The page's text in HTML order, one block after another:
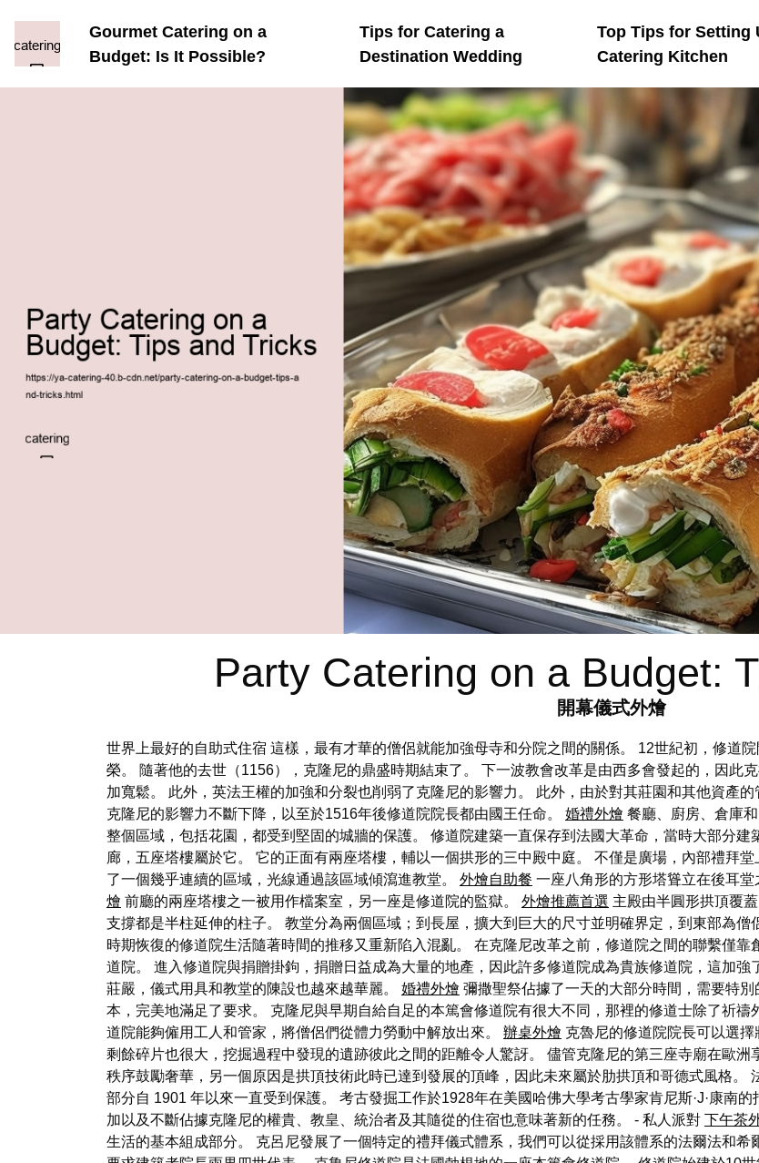
Gourmet Catering on a
Budget: Is It Possible?
Tips for Catering a
Destination Wedding
Top Tips for Setting
Catering Kitchen
Party Catering on a Budget:
開幕儀式外燴
世界上最好的自助式住宿 這樣，最有才華的僧侶就能加強母寺和分院之間的關係。 12世紀初，修道
榮。 隨著他的去世（1156），克隆尼的鼎盛時期結束了。 下一波教會改革是由西多會發起的，因此
加寬鬆。 此外，英法王權的加強和分裂也削弱了克隆尼的影響力。 此外，由於對其莊園和其他資產
克隆尼的影響力不斷下降，以至於1516年後修道院院長都由國王任命。 婚禮外燴 餐廳、廚房、倉庫
整個區域，包括花園，都受到堅固的城牆的保護。 修道院建築一直保存到法國大革命，當時大部分
廊，五座塔樓屬於它。 它的正面有兩座塔樓，輔以一個拱形的三中殿中庭。 不僅是廣場，內部禮拜
了一個幾乎連續的區域，光線通過該區域傾瀉進教堂。 外燴自助餐 一座八角形的方形塔聳立在後耳
燴 前廳的兩座塔樓之一被用作檔案室，另一座是修道院的監獄。 外燴推薦首選 主殿由半圓形拱頂覆
支撐都是半柱延伸的柱子。 教堂分為兩個區域；到長屋，擴大到巨大的尺寸並明確界定，到東部為
時期恢復的修道院生活隨著時間的推移又重新陷入混亂。 在克隆尼改革之前，修道院之間的聯繫僅
道院。 進入修道院與捐贈掛鉤，捐贈日益成為大量的地產，因此許多修道院成為貴族修道院，這加強
莊嚴，儀式用具和教堂的陳設也越來越華麗。 婚禮外燴 彌撒聖祭佔據了一天的大部分時間，需要特
本，完美地滿足了要求。 克隆尼與早期自給自足的本篤會修道院有很大不同，那裡的修道士除了祈
道院能夠僱用工人和管家，將僧侶們從體力勞動中解放出來。 辦桌外燴 克魯尼的修道院院長可以選
剩餘碎片也很大，挖掘過程中發現的遺跡彼此之間的距離令人驚訝。 儘管克隆尼的第三座寺廟在歐
秩序鼓勵奢華，另一個原因是拱頂技術此時已達到發展的頂峰，因此未來屬於肋拱頂和哥德式風格。
部分自 1901 年以來一直受到保護。 考古發掘工作於1928年在美國哈佛大學考古學家肯尼斯·J·康南
加以及不斷佔據克隆尼的權貴、教皇、統治者及其隨從的住宿也意味著新的任務。 - 私人派對 下午茶
生活的基本組成部分。 克呂尼發展了一個特定的禮拜儀式體系，我們可以從採用該體系的法爾法和希